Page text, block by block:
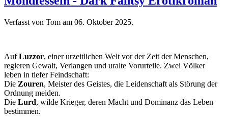
Verfasst von Tom am 06. Oktober 2025.
AufLuzzor, einer urzeitlichen Welt vor der Zeit der Menschen,
regieren Gewalt, Verlangen und uralte Vorurteile. Zwei Völker
leben in tiefer Feindschaft:
Die Zouren, Meister des Geistes, die Leidenschaft als Störung der
Ordnung meiden.
Die Lurd, wilde Krieger, deren Macht und Dominanz das Leben
bestimmen.